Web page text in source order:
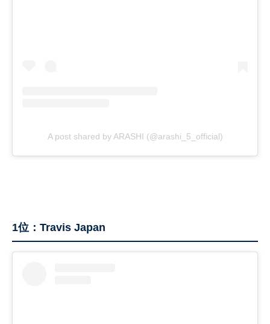
A post shared by ARASHI (@arashi_5_official)
1位：Travis Japan